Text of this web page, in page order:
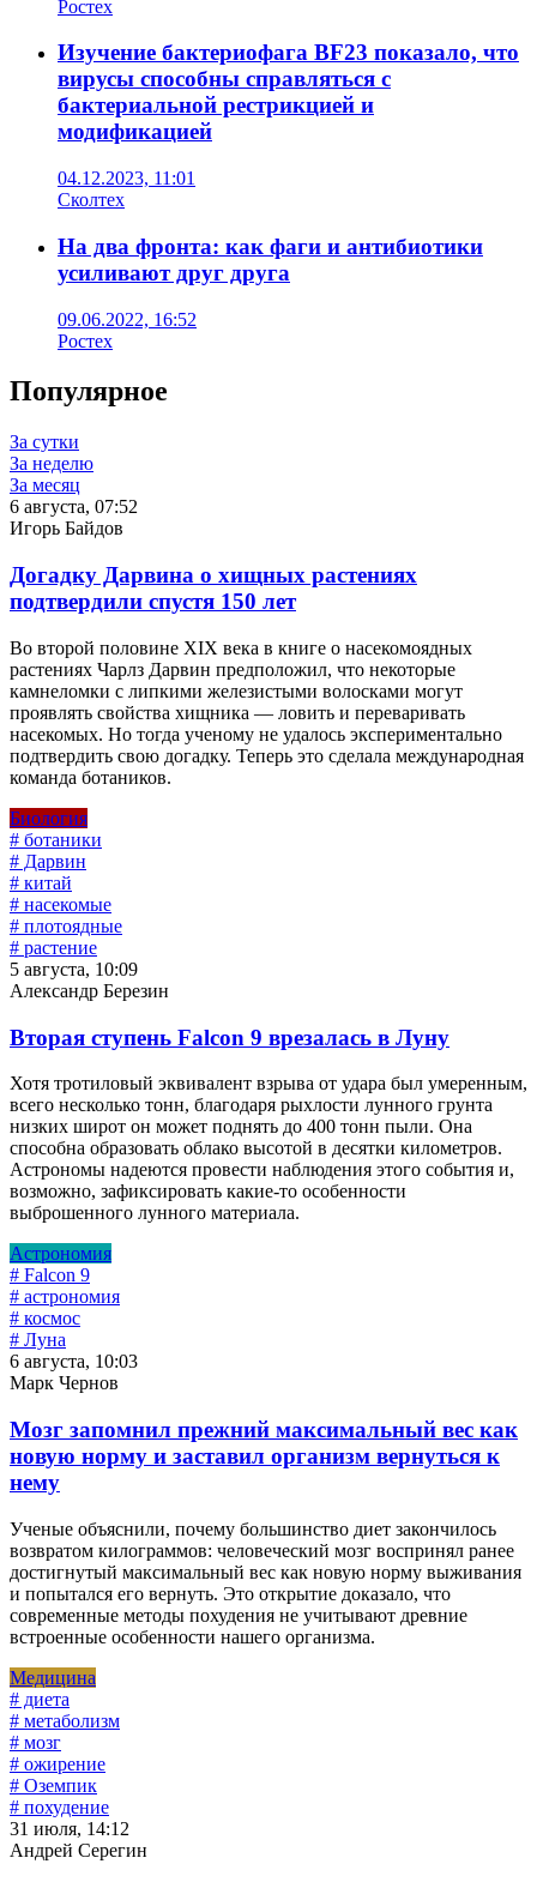
Ростех
Изучение бактериофага BF23 показало, что
вирусы способны справляться с
бактериальной рестрикцией и
модификацией
04.12.2023, 11:01
Сколтех
На два фронта: как фаги и антибиотики
усиливают друг друга
09.06.2022, 16:52
Ростех
Популярное
За сутки
За неделю
За месяц
6 августа, 07:52
Игорь Байдов
Догадку Дарвина о хищных растениях
подтвердили спустя 150 лет
Во второй половине XIX века в книге о насекомоядных
растениях Чарлз Дарвин предположил, что некоторые
камнеломки с липкими железистыми волосками могут
проявлять свойства хищника — ловить и переваривать
насекомых. Но тогда ученому не удалось экспериментально
подтвердить свою догадку. Теперь это сделала международная
команда ботаников.
Биология
# ботаники
# Дарвин
# китай
# насекомые
# плотоядные
# растение
5 августа, 10:09
Александр Березин
Вторая ступень Falcon 9 врезалась в Луну
Хотя тротиловый эквивалент взрыва от удара был умеренным,
всего несколько тонн, благодаря рыхлости лунного грунта
низких широт он может поднять до 400 тонн пыли. Она
способна образовать облако высотой в десятки километров.
Астрономы надеются провести наблюдения этого события и,
возможно, зафиксировать какие-то особенности
выброшенного лунного материала.
Астрономия
# Falcon 9
# астрономия
# космос
# Луна
6 августа, 10:03
Марк Чернов
Мозг запомнил прежний максимальный вес как
новую норму и заставил организм вернуться к
нему
Ученые объяснили, почему большинство диет закончилось
возвратом килограммов: человеческий мозг воспринял ранее
достигнутый максимальный вес как новую норму выживания
и попытался его вернуть. Это открытие доказало, что
современные методы похудения не учитывают древние
встроенные особенности нашего организма.
Медицина
# диета
# метаболизм
# мозг
# ожирение
# Оземпик
# похудение
31 июля, 14:12
Андрей Серегин